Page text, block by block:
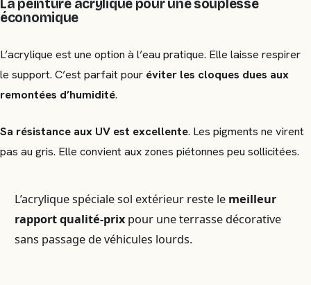
La peinture acrylique pour une souplesse
économique
L’acrylique est une option à l’eau pratique. Elle laisse respirer
le support. C’est parfait pour éviter les cloques dues aux
remontées d’humidité.
Sa résistance aux UV est excellente. Les pigments ne virent
pas au gris. Elle convient aux zones piétonnes peu sollicitées.
L’acrylique spéciale sol extérieur reste le meilleur
rapport qualité-prix pour une terrasse décorative
sans passage de véhicules lourds.